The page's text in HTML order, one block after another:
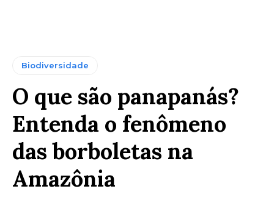
Biodiversidade
O que são panapanás?
Entenda o fenômeno
das borboletas na
Amazônia